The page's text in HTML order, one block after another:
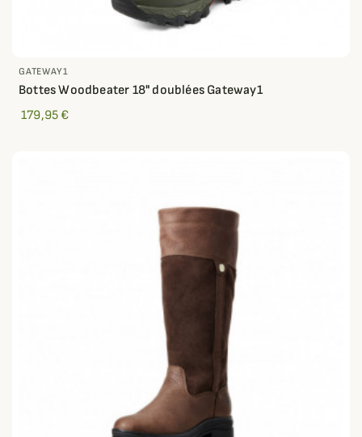
GATEWAY1
Bottes Woodbeater 18" doublées Gateway1
179,95 €